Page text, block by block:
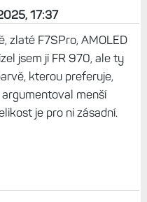
17:37
zlaté F7SPro, AMOLED
jsem jí FR 970, ale ty
kterou preferuje,
menší
je pro ni zásadní.